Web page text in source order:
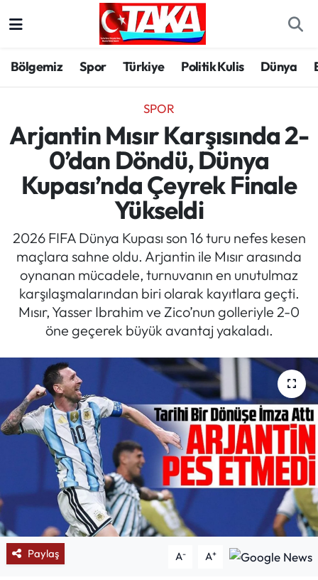
Bölgemiz Spor Türkiye Politik Kulis Dünya
SPOR
Arjantin Mısır Karşısında 2-
0’dan Döndü, Dünya
Kupası’nda Çeyrek Finale
Yükseldi
2026 FIFA Dünya Kupası son 16 turu nefes kesen
maçlara sahne oldu. Arjantin ile Mısır arasında
oynanan mücadele, turnuvanın en unutulmaz
karşılaşmalarından biri olarak kayıtlara geçti.
Mısır, Yasser Ibrahim ve Zico’nun golleriyle 2-0
öne geçerek büyük avantaj yakaladı.
Paylaş A- A+
Spor
Türkiye
Kültür/Sanat
Politika
Politik Kulis
Dünya
Magazin
Mektup Galeri
Röportaj
Manşet
Köşe Yazıları
Karikatür Galeri
BIK
ASTROLOJİ
Trabzon Hava Durumu
Trabzon Trafik Yoğunluk Haritası
Süper Lig Puan Durumu ve Fikstür
Tüm Manşetler
Son Dakika Haberleri
Haber Arşivi